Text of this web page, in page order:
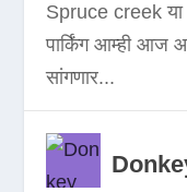
Spruce creek या
पार्किंग आम्ही आज
सांगणार...